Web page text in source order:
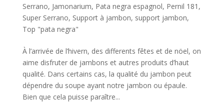
Serrano, Jamonarium, Pata negra espagnol, Pernil 181 ,
Super Serrano, Support à jambon, support jambon,
Top "pata negra"
À l’arrivée de l’hivern, des differents fêtes et de nöel, on
aime disfruter de jambons et autres produits d’haut
qualité. Dans certains cas, la qualité du jambon peut
dépendre du soupe ayant notre jambon ou épaule.
Bien que cela puisse paraître...